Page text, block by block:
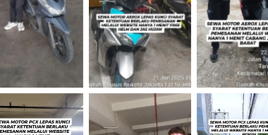
Gedung Parkir
P6A
Gedung Parkir
P6A
Barat